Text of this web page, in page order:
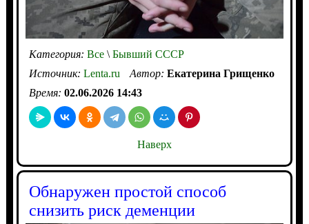
Категория: Все\Бывший СССР
Источник: Lenta.ru Автор: Екатерина Грищенко
Время: 02.06.2026 14:43
Наверх
Обнаружен простой способ
снизить риск деменции